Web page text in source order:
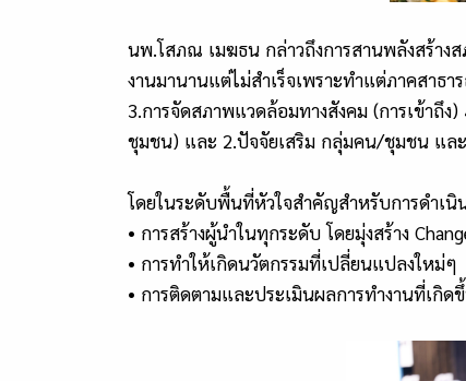
นพ.โสภณ เมฆธน กล่าวถึงการสานพลังสร้างส
งานมานานแต่ไม่สำเร็จเพราะทำแต่ภาคสาธ
3.การจัดสภาพแวดล้อมทางสังคม (การเข้าถึ
ชุมชน) และ 2.ปัจจัยเสริม กลุ่มคน/ชุมชน และ
โดยในระดับพื้นที่หัวใจสำคัญสำหรับการดำเนิ
• การสร้างผู้นำในทุกระดับ โดยมุ่งสร้าง
• การทำให้เกิดนวัตกรรมที่เปลี่ยนแปลงใหม่ๆ
• การติดตามและประเมินผลการทำงานที่เกิด